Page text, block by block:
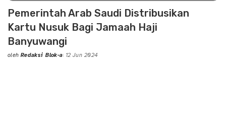
Pemerintah Arab Saudi Distribusikan
Kartu Nusuk Bagi Jamaah Haji
Banyuwangi
Posted
oleh Redaksi Blok-a 12 Jun 2024